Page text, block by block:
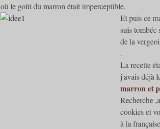
où le goût du marron était imperceptible.
Et puis ce
suis tombée
de la
.
La recette
j'avais déjà
marron et
Recherche
cookies et
à la